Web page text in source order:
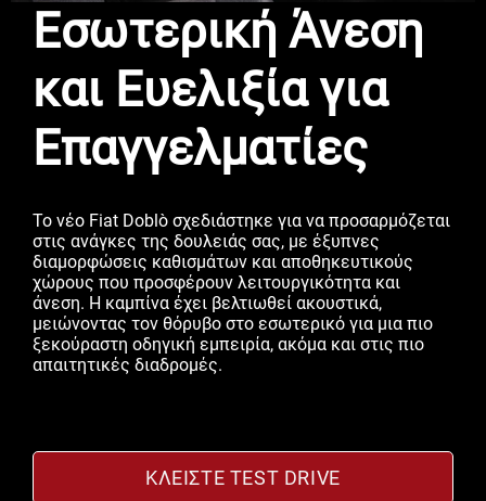
Εσωτερική Άνεση
και Ευελιξία για
Επαγγελματίες
Το νέο Fiat Doblò σχεδιάστηκε για να προσαρμόζεται
στις ανάγκες της δουλειάς σας, με έξυπνες
διαμορφώσεις καθισμάτων και αποθηκευτικούς
χώρους που προσφέρουν λειτουργικότητα και
άνεση. Η καμπίνα έχει βελτιωθεί ακουστικά,
μειώνοντας τον θόρυβο στο εσωτερικό για μια πιο
ξεκούραστη οδηγική εμπειρία, ακόμα και στις πιο
απαιτητικές διαδρομές.
ΚΛΕΊΣΤΕ TEST DRIVE